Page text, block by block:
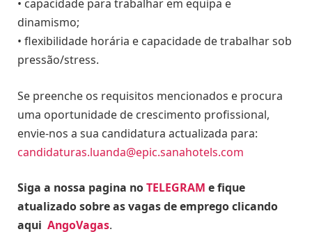
• capacidade para trabalhar em equipa e
dinamismo;
• flexibilidade horária e capacidade de trabalhar sob
pressão/stress.
Se preenche os requisitos mencionados e procura
uma oportunidade de crescimento profissional,
envie-nos a sua candidatura actualizada para:
candidaturas.luanda@epic.sanahotels.com
Siga a nossa pagina noTELEGRAM e fique
atualizado sobre as vagas de emprego clicando
aqui AngoVagas.